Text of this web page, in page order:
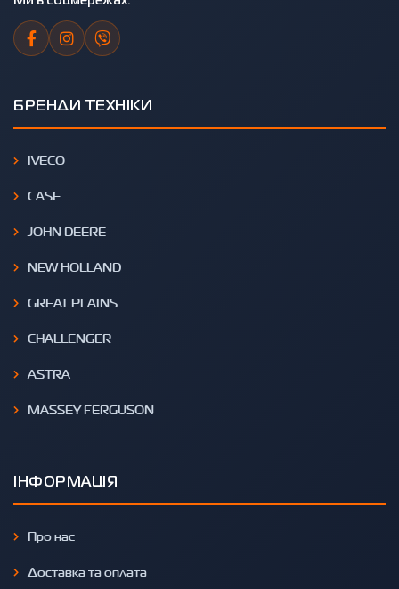
БРЕНДИ ТЕХНІКИ
IVECO
CASE
JOHN DEERE
NEW HOLLAND
GREAT PLAINS
CHALLENGER
ASTRA
MASSEY FERGUSON
ІНФОРМАЦІЯ
Про нас
Доставка та оплата